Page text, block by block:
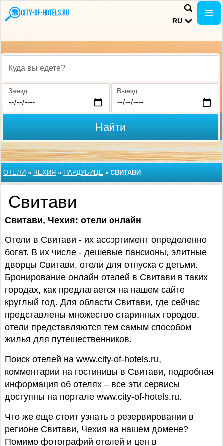
RU
Куда вы едете?
Заезд Выезд
Найти
ОТЕЛИ » ЧЕХИЯ » ПАРДУБИЦЕ » СВИТАВИ
Свитави
Свитави, Чехия: отели онлайн
Отели в Свитави - их ассортимент определенно
богат. В их числе - дешевые пансионы, элитные
дворцы Свитави, отели для отпуска с детьми.
Бронирование онлайн отелей в Свитави в таких
городах, как предлагается на нашем сайте
круглый год. Для области Свитави, где сейчас
представлены множество старинных городов,
отели представляются тем самым способом
жилья для путешественников.
Поиск отелей на www.city-of-hotels.ru,
комментарии на гостиницы в Свитави, подробная
информация об отелях – все эти сервисы
доступны на портале www.city-of-hotels.ru.
Что же еще стоит узнать о резервировании в
регионе Свитави, Чехия на нашем домене?
Помимо фотографий отелей и цен в